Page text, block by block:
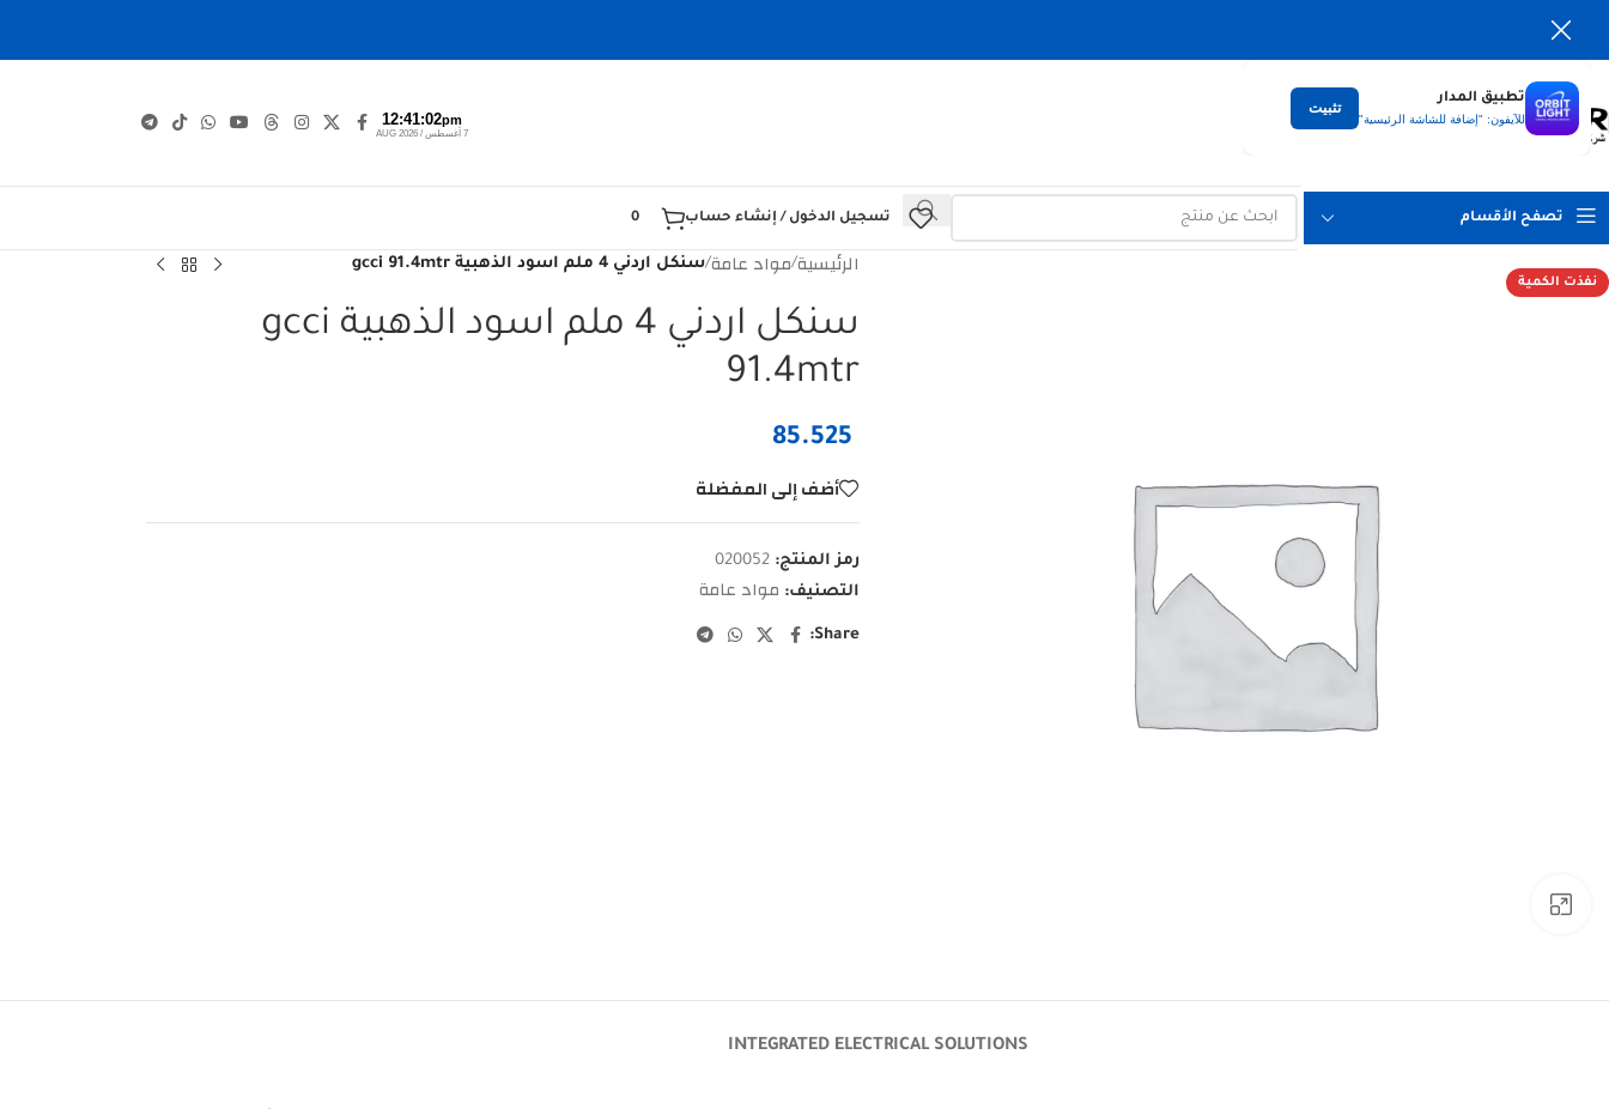
تطبيق المدار
للآيفون: "إضافة للشاشة الرئيسية"
تثبيت التوصيل
لكل العراق
12:41:03pm
7 أغسطس / AUG 2026
تصفح الأقسام تسجيل الدخول / إنشاء حساب 0
نفذت الكمية
الرئيسية/مواد عامة/سنكل اردني 4 ملم اسود الذهبية gcci 91.4mtr
سنكل اردني 4 ملم اسود الذهبية gcci
91.4mtr
85.525
أضف إلى المفضلة
رمز المنتج: 020052
التصنيف: مواد عامة
Share:
INTEGRATED ELECTRICAL SOLUTIONS